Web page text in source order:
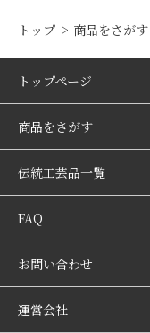
トップ 商品をさがす
トップページ
商品をさがす
伝統工芸品一覧
FAQ
お問い合わせ
運営会社